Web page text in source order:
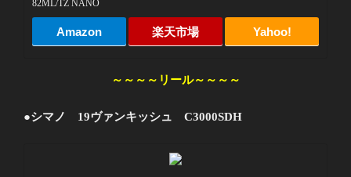
82ML/TZ NANO
Amazon 楽天市場 Yahoo!
～～～～リール～～～～
●シマノ 19ヴァンキッシュ C3000SDH